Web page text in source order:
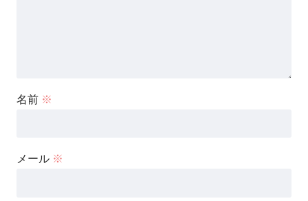
名前 ※
メール ※